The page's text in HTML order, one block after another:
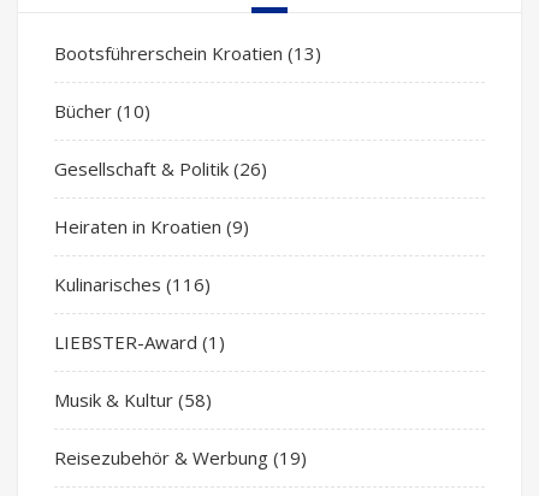
Bootsführerschein Kroatien (13)
Bücher (10)
Gesellschaft & Politik (26)
Heiraten in Kroatien (9)
Kulinarisches (116)
LIEBSTER-Award (1)
Musik & Kultur (58)
Reisezubehör & Werbung (19)